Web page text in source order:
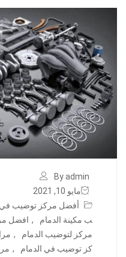
By admin
مايو 10, 2021
أفضل مركز توضيب في
ب مكينة الدمام
, افضل
مركز لتوضيب الدمام
,
كز توضيب في الدمام
,